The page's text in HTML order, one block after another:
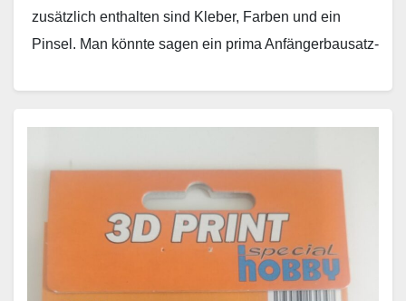
zusätzlich enthalten sind Kleber, Farben und ein
Pinsel. Man könnte sagen ein prima Anfängerbausatz-